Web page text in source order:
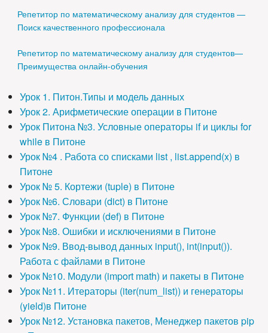
Репетитор по математическому анализу для студентов —
Поиск качественного профессионала
Репетитор по математическому анализу для студентов—
Преимущества онлайн-обучения
Урок 1. Питон.Типы и модель данных
Урок 2. Арифметические операции в Питоне
Урок Питона №3. Условные операторы if и циклы for
while в Питоне
Урок №4 . Работа со списками list , list.append(x) в
Питоне
Урок № 5. Кортежи (tuple) в Питоне
Урок №6. Словари (dict) в Питоне
Урок №7. Функции (def) в Питоне
Урок №8. Ошибки и исключениями в Питоне
Урок №9. Ввод-вывод данных input(), int(input()).
Работа с файлами в Питоне
Урок №10. Модули (import math) и пакеты в Питоне
Урок №11. Итераторы (iter(num_list)) и генераторы
(yield)в Питоне
Урок №12. Установка пакетов, Менеджер пакетов pip